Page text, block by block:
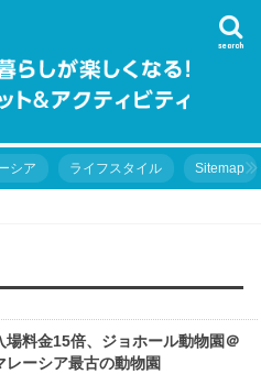
search
シア ライフスタイル Sitemap
場料金15倍、ジョホール動物園＠
レーシア最古の動物園